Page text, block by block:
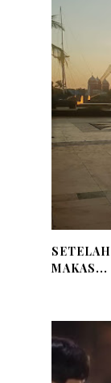
MAKAS...